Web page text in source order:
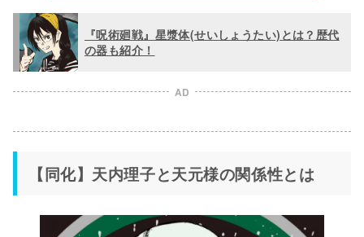
『呪術廻戦』星漿体(せいしょうたい)とは？歴代
の器も紹介！
AD
【同化】天内理子と天元様の関係性とは